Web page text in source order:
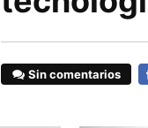
Sin comentarios